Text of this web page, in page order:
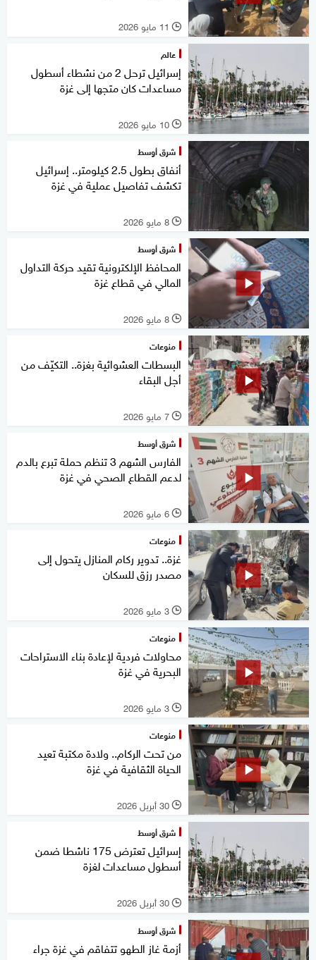
l 11 مايو 2026
عالم
إسرائيل ترحل 2 من نشطاء أسطول
مساعدات كان متجها إلى غزة
l 10 مايو 2026
شرق أوسط
أنفاق بطول 2.5 كيلومتر.. إسرائيل
تكشف تفاصيل عملية في غزة
l 8 مايو 2026
شرق أوسط
المحافظ الإلكترونية تقيد حركة التداول
المالي في قطاع غزة
l 8 مايو 2026
منوعات
البسطات العشوائية بغزة.. التكيّف من
أجل البقاء
l 7 مايو 2026
شرق أوسط
الفارس الشهم 3 تنظم حملة تبرع بالدم
لدعم القطاع الصحي في غزة
l 6 مايو 2026
منوعات
غزة.. تدوير ركام المنازل يتحول إلى
مصدر رزق للسكان
l 3 مايو 2026
منوعات
محاولات فردية لإعادة بناء الاستراحات
البحرية في غزة
l 3 مايو 2026
منوعات
من تحت الركام.. ولادة مكتبة تعيد
الحياة الثقافية في غزة
l 30 أبريل 2026
شرق أوسط
إسرائيل تعترض 175 ناشطا ضمن
أسطول مساعدات لغزة
l 30 أبريل 2026
شرق أوسط
أزمة غاز الطهو تتفاقم في غزة جراء